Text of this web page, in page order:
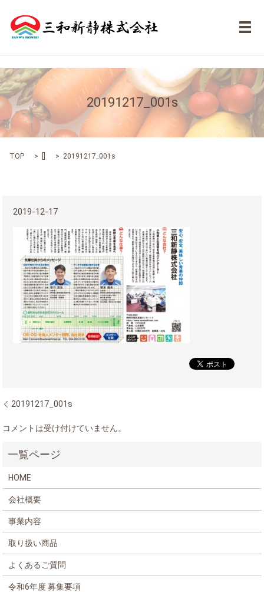
メ
20191217_001s
TOP 20191217_001s
2019-12-17
20191217_001s
コメントは受け付けていません。
HOME
会社概要
事業内容
取り扱い商品
よくあるご質問
令和6年度 募集要項